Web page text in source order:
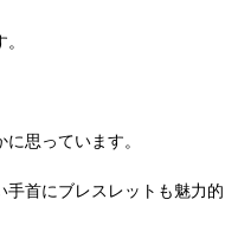
思っています。
手首にブレスレットも魅力的